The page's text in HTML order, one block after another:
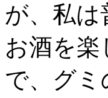
が、私
お酒を
で、グ